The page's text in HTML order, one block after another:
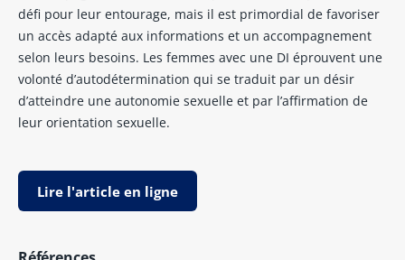
défi pour leur entourage, mais il est primordial de favoriser
un accès adapté aux informations et un accompagnement
selon leurs besoins. Les femmes avec une DI éprouvent une
volonté d’autodétermination qui se traduit par un désir
d’atteindre une autonomie sexuelle et par l’affirmation de
leur orientation sexuelle.
Lire l'article en ligne